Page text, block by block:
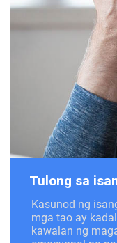
Tulong sa
Kasunod ng
mga tao ay
kawalan ng